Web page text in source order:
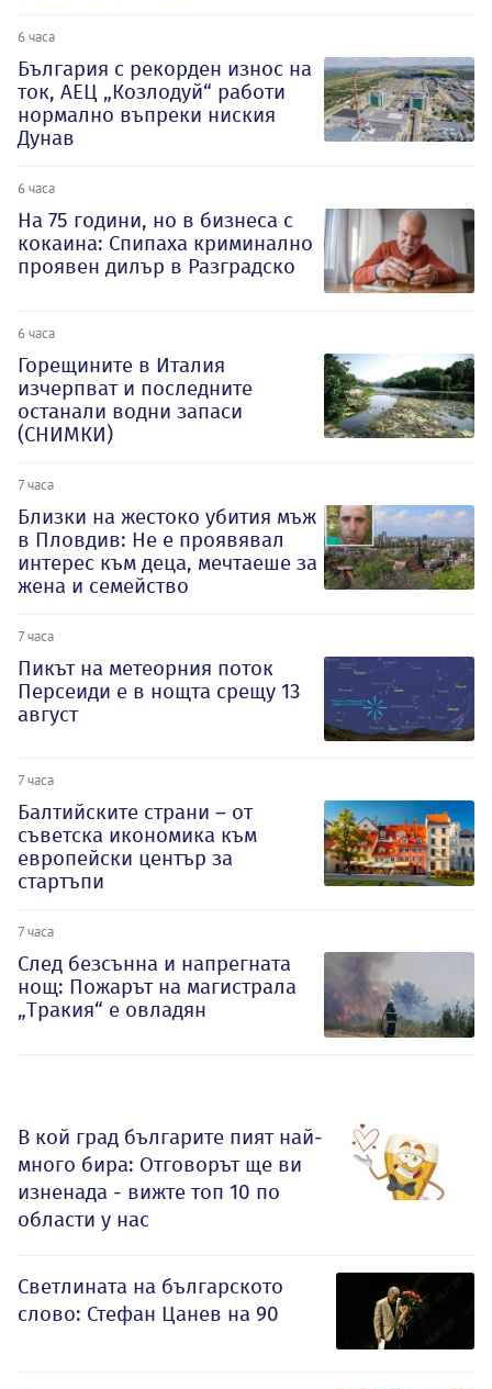
6 часа
България с рекорден износ на
ток, АЕЦ „Козлодуй“ работи
нормално въпреки ниския
Дунав
6 часа
На 75 години, но в бизнеса с
кокаина: Спипаха криминално
проявен дилър в Разградско
6 часа
Горещините в Италия
изчерпват и последните
останали водни запаси
(СНИМКИ)
7 часа
Близки на жестоко убития мъж
в Пловдив: Не е проявявал
интерес към деца, мечтаеше за
жена и семейство
7 часа
Пикът на метеорния поток
Персеиди е в нощта срещу 13
август
7 часа
Балтийските страни – от
съветска икономика към
европейски център за
стартъпи
7 часа
След безсънна и напрегната
нощ: Пожарът на магистрала
„Тракия“ е овладян
В кой град българите пият най-
много бира: Отговорът ще ви
изненада - вижте топ 10 по
области у нас
Светлината на българското
слово: Стефан Цанев на 90